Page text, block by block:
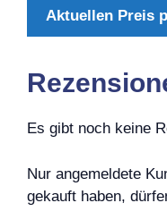
Aktuellen Preis
Es gibt noch keine
Nur angemeldete
gekauft haben,